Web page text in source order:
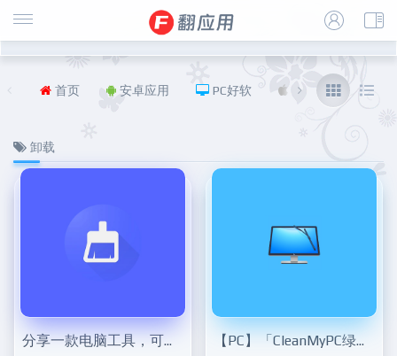
首页 安卓应用 PC好软 iOS 福利
卸载
分享一款电脑工具，可以卸载安卓手机的预装软件 【PC】「CleanMyPC绿色版v1.10.3」PC实用清理工具